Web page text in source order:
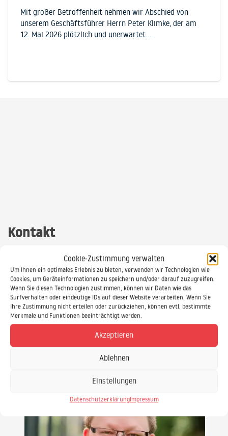
Cookie-Zustimmung verwalten
Um Ihnen ein optimales Erlebnis zu bieten, verwenden wir Technologien wie
Cookies, um Geräteinformationen zu speichern und/oder darauf zuzugreifen.
Wenn Sie diesen Technologien zustimmen, können wir Daten wie das
Surfverhalten oder eindeutige IDs auf dieser Website verarbeiten. Wenn Sie
Ihre Zustimmung nicht erteilen oder zurückziehen, können evtl. bestimmte
Merkmale und Funktionen beeinträchtigt werden.
Akzeptieren
Ablehnen
Einstellungen
DatenschutzerklärungImpressum
Mit großer Betroffenheit nehmen wir Abschied von
unserem Geschäftsführer Herrn Peter Klimke, der am
12. Mai 2026 plötzlich und unerwartet…
Kontakt
Brauchen Sie eine individuelle IT-Schulung, eine fundierte
Beratung oder eine individuelle Softwareentwicklung? Dann sind
Sie bei uns genau richtig!